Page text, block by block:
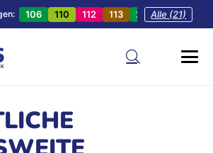
106 110 112 113 201 202
Alle (21)